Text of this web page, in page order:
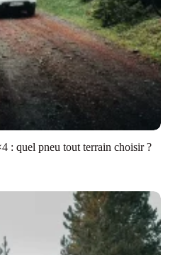
: quel pneu tout terrain choisir ?